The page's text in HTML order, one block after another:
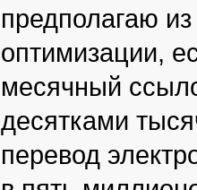
предполагаю
оптимизации,
месячный
десятками
перевод